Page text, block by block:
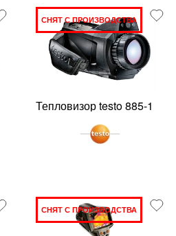
СНЯТ С ПРОИЗВОДСТВА
Тепловизор testo 885-1
СНЯТ С ПРОИЗВОДСТВА